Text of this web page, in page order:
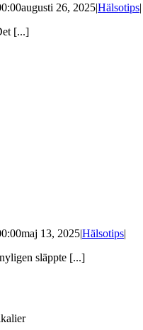
augusti 26, 2025|Hälsotips|
[...]
maj 13, 2025|Hälsotips|
släppte [...]